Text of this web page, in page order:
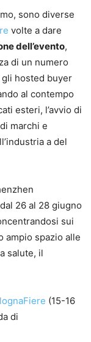
sono diverse
volte a dare
dell’evento,
di un numero
hosted buyer
al contempo
esteri, l’avvio di
marchi e
a del
26 al 28 giugno
sui
ampio spazio alle
salute, il
(15-16
di